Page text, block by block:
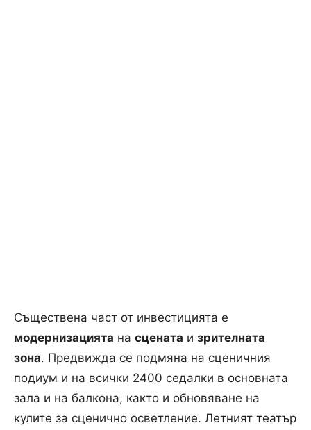
Съществена част от инвестицията е
модернизацията на сцената и зрителната
зона. Предвижда се подмяна на сценичния
подиум и на всички 2400 седалки в основната
зала и на балкона, както и обновяване на
кулите за сценично осветление. Летният театър